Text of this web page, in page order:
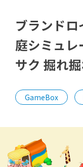
ブランド
庭シミュレ
サク 掘れ
GameBox